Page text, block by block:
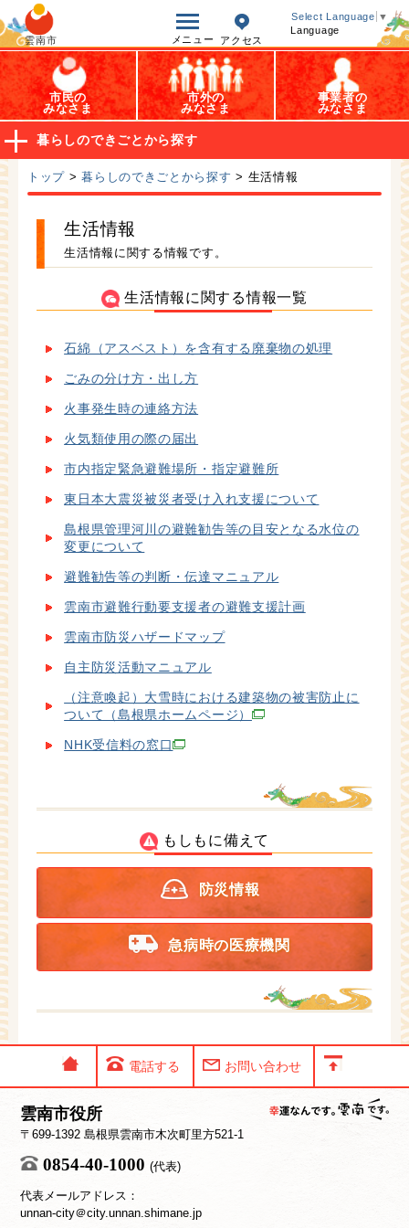
雲南市 メニュー アクセス
Select Language ▼
Language
オープンデータ
市民の
みなさま
市外の
みなさま
事業者の
みなさま
暮らしのできごとから探す
トップ >暮らしのできごとから探す > 生活情報
生活情報
生活情報に関する情報です。
生活情報に関する情報一覧
石綿（アスベスト）を含有する廃棄物の処理
ごみの分け方・出し方
火事発生時の連絡方法
火気類使用の際の届出
市内指定緊急避難場所・指定避難所
東日本大震災被災者受け入れ支援について
島根県管理河川の避難勧告等の目安となる水位の
変更について
避難勧告等の判断・伝達マニュアル
雲南市避難行動要支援者の避難支援計画
雲南市防災ハザードマップ
自主防災活動マニュアル
（注意喚起）大雪時における建築物の被害防止に
ついて（島根県ホームページ）
NHK受信料の窓口
もしもに備えて
防災情報
急病時の医療機関
電話する お問い合わせ
雲南市役所
〒699-1392 島根県雲南市木次町里方521-1
0854-40-1000 (代表)
代表メールアドレス：
unnan-city＠city.unnan.shimane.jp